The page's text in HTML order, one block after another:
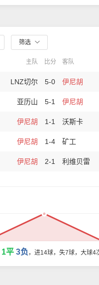
筛选
主队 比分 客队
LNZ切尔 5-0 伊尼胡
亚历山 5-1 伊尼胡
伊尼胡 1-1 沃斯卡
伊尼胡 1-4 矿工
伊尼胡 2-1 利维贝雷
1平 3负 ，进14球，失7球，大球4